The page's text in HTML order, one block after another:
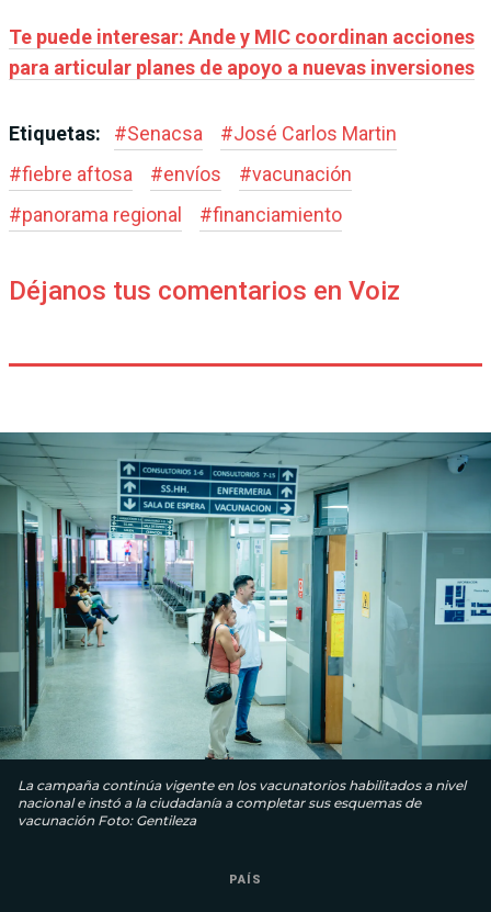
Te puede interesar: Ande y MIC coordinan acciones
para articular planes de apoyo a nuevas inversiones
Etiquetas: #Senacsa #José Carlos Martin
#fiebre aftosa #envíos #vacunación
#panorama regional #financiamiento
Déjanos tus comentarios en Voiz
La campaña continúa vigente en los vacunatorios habilitados a nivel
nacional e instó a la ciudadanía a completar sus esquemas de
vacunación Foto: Gentileza
PAÍS